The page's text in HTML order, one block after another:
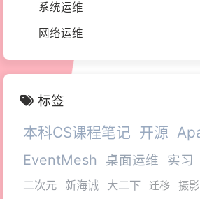
系统运维
网络运维
标签
本科CS课程笔记 开源
EventMesh 桌面运维 实习
二次元 新海诚 大二下 迁移 摄影